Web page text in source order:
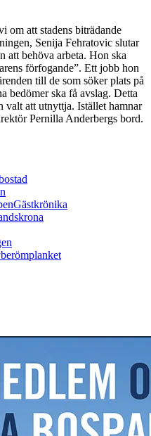
att stadens biträdande
Senija Fehratovic slutar
att behöva arbeta. Hon ska
förfogande”. Ett jobb hon
till de som söker plats på
bedömer ska få avslag. Detta
valt att utnyttja. Istället hamnar
Pernilla Anderbergs bord.
Gästkrönika
planket